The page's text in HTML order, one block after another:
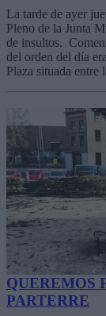
La tarde de ayer
Pleno de la Junta
de insultos.
del orden del día
Plaza situada entre
QUEREMOS
PARTERRE